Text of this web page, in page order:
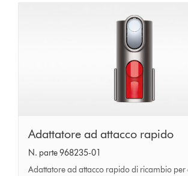
Adattatore
ad
attacco
Adattatore ad attacco rapido
N. parte 968235-01
Adattatore ad attacco rapido di ricambio